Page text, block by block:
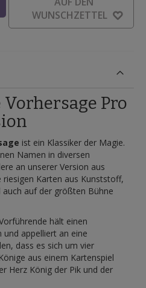
WUNSCHZETTEL
Pro
ist ein Klassiker der Magie.
Namen in diversen
an unserer Version aus
riesigen Karten aus Kunststoff,
auf der größten Bühne
hält einen
und appelliert an eine
dass es sich um vier
aus einem Kartenspiel
Herz König der Pik und der